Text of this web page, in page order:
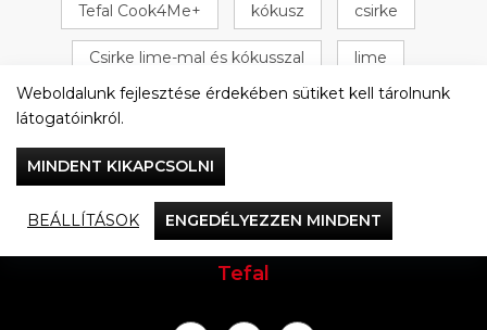
Tefal Cook4Me+ kókusz csirke
Csirke lime-mal és kókusszal lime
+ 16 következő
Vacsorázzunk együtt
Tefal
Weboldalunk fejlesztése érdekében sütiket kell tárolnunk
látogatóinkról.
MINDENT KIKAPCSOLNI
BEÁLLÍTÁSOK ENGEDÉLYEZZEN MINDENT